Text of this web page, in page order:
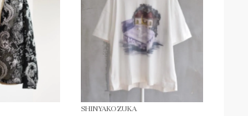
SHINYAKOZUKA